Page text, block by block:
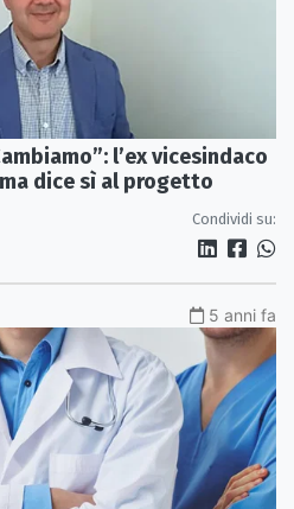
l’ex vicesindaco
dice sì al progetto
Condividi su:
5 anni fa